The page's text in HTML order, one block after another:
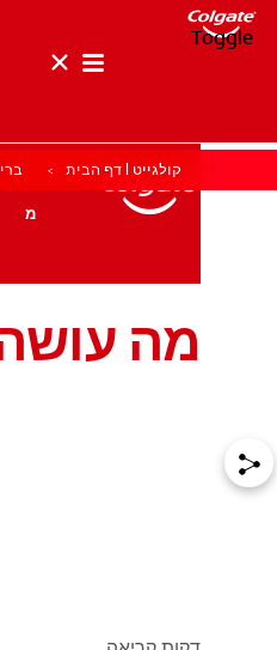
Toggle
מוצרים
לאנשי
קולגייט | דף הבית
מה